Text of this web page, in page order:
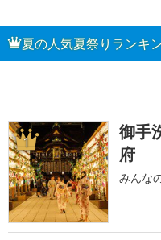
夏の人気夏祭りランキ
1
御手
府
みんな